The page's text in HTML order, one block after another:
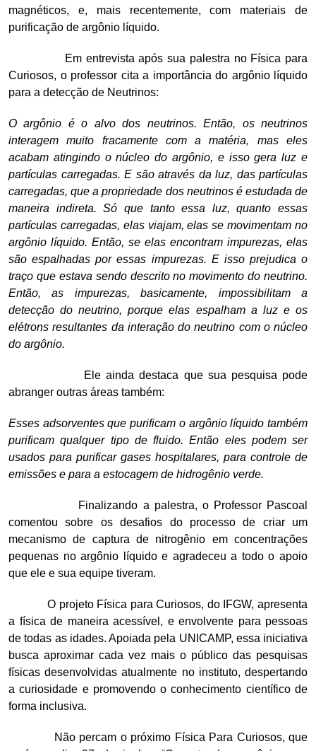
magnéticos, e, mais recentemente, com materiais de
purificação de argônio líquido.
Em entrevista após sua palestra no Física para
Curiosos, o professor cita a importância do argônio líquido
para a detecção de Neutrinos:
O argônio é o alvo dos neutrinos. Então, os neutrinos
interagem muito fracamente com a matéria, mas eles
acabam atingindo o núcleo do argônio, e isso gera luz e
partículas carregadas. E são através da luz, das partículas
carregadas, que a propriedade dos neutrinos é estudada de
maneira indireta. Só que tanto essa luz, quanto essas
partículas carregadas, elas viajam, elas se movimentam no
argônio líquido. Então, se elas encontram impurezas, elas
são espalhadas por essas impurezas. E isso prejudica o
traço que estava sendo descrito no movimento do neutrino.
Então, as impurezas, basicamente, impossibilitam a
detecção do neutrino, porque elas espalham a luz e os
elétrons resultantes da interação do neutrino com o núcleo
do argônio.
Ele ainda destaca que sua pesquisa pode
abranger outras áreas também:
Esses adsorventes que purificam o argônio líquido também
purificam qualquer tipo de fluido. Então eles podem ser
usados para purificar gases hospitalares, para controle de
emissões e para a estocagem de hidrogênio verde.
Finalizando a palestra, o Professor Pascoal
comentou sobre os desafios do processo de criar um
mecanismo de captura de nitrogênio em concentrações
pequenas no argônio líquido e agradeceu a todo o apoio
que ele e sua equipe tiveram.
O projeto Física para Curiosos, do IFGW, apresenta
a física de maneira acessível, e envolvente para pessoas
de todas as idades. Apoiada pela UNICAMP, essa iniciativa
busca aproximar cada vez mais o público das pesquisas
físicas desenvolvidas atualmente no instituto, despertando
a curiosidade e promovendo o conhecimento científico de
forma inclusiva.
Não percam o próximo Física Para Curiosos, que